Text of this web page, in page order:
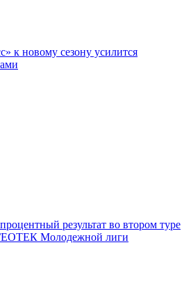
к новому сезону усилится
результат во втором туре
Молодежной лиги